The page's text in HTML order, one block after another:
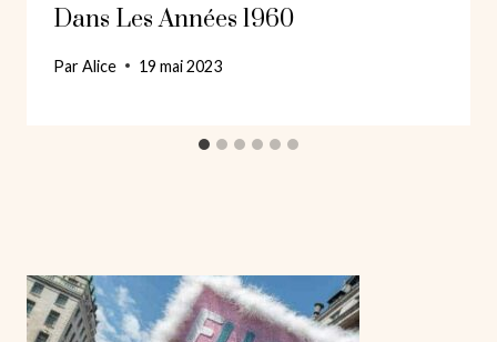
Dans Les Années 1960
ParAlice 19 mai 2023